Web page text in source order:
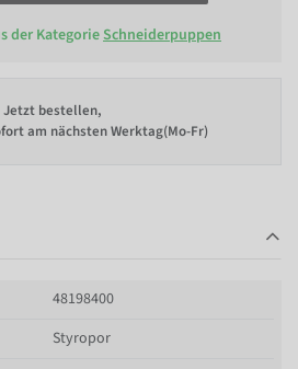
der KategorieSchneiderpuppen
Jetzt bestellen,
am nächsten Werktag(Mo-Fr)
48198400
Styropor